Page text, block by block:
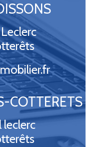
COTTERETS
leclerc